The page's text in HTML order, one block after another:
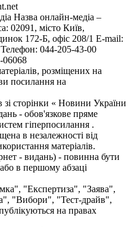
Назва онлайн-медіа –
02091, місто Київ,
172-Б, офіс 208/1 E-mail:
Телефон: 044-205-43-00
06068
розміщених на
посилання на
зі сторінки « Новини України
- обов'язкове пряме
гіперпосилання .
в незалежності від
матеріалів.
- видань) - повинна бути
в першому абзаці
"Експертиза", "Заява",
"Вибори", "Тест-драйв",
на правах